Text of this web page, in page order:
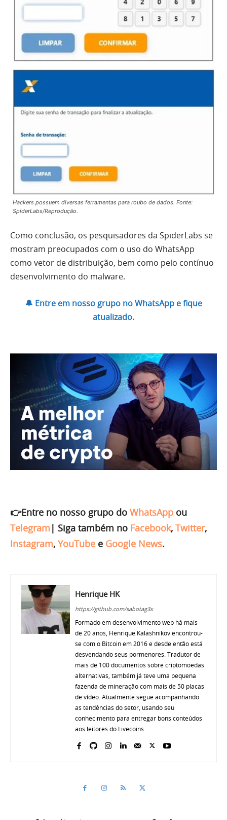
Hackers possuem diversas ferramentas para roubo de dados. Fonte:
SpiderLabs/Reprodução.
Como conclusão, os pesquisadores da SpiderLabs se
mostram preocupados com o uso do WhatsApp
como vetor de distribuição, bem como pelo contínuo
desenvolvimento do malware.
🔔 Entre em nosso grupo no WhatsApp e fique
atualizado.
👉Entre no nosso grupo do WhatsApp ou
Telegram | Siga também no Facebook, Twitter,
Instagram, YouTube e Google News.
Henrique HK
https://github.com/sabotag3x
Formado em desenvolvimento web há mais
de 20 anos, Henrique Kalashnikov encontrou-
se com o Bitcoin em 2016 e desde então está
desvendando seus pormenores. Tradutor de
mais de 100 documentos sobre criptomoedas
alternativas, também já teve uma pequena
fazenda de mineração com mais de 50 placas
de vídeo. Atualmente segue acompanhando
as tendências do setor, usando seu
conhecimento para entregar bons conteúdos
aos leitores do Livecoins.